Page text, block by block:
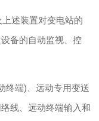
述装置对变电站的
备的自动监视、控
终端)、远动专用变送
线、远动终端输入和